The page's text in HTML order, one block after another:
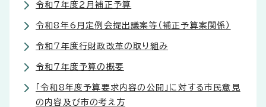
令和7年度2月補正予算
令和8年6月定例会提出議案等（補正予算案関係）
令和7年度行財政改革の取り組み
令和7年度予算の概要
「令和8年度予算要求内容の公開」に対する市民意見
の内容及び市の考え方